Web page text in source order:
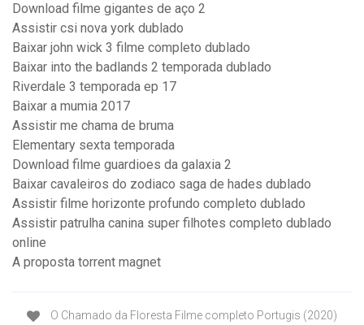
Download filme gigantes de aço 2
Assistir csi nova york dublado
Baixar john wick 3 filme completo dublado
Baixar into the badlands 2 temporada dublado
Riverdale 3 temporada ep 17
Baixar a mumia 2017
Assistir me chama de bruma
Elementary sexta temporada
Download filme guardioes da galaxia 2
Baixar cavaleiros do zodiaco saga de hades dublado
Assistir filme horizonte profundo completo dublado
Assistir patrulha canina super filhotes completo dublado
online
A proposta torrent magnet
O Chamado da Floresta Filme completo Portugis (2020)